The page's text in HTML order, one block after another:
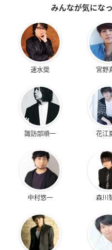
みんなが気にな
速水奨 宮野
諏訪部順一 花江
中村悠一 森川